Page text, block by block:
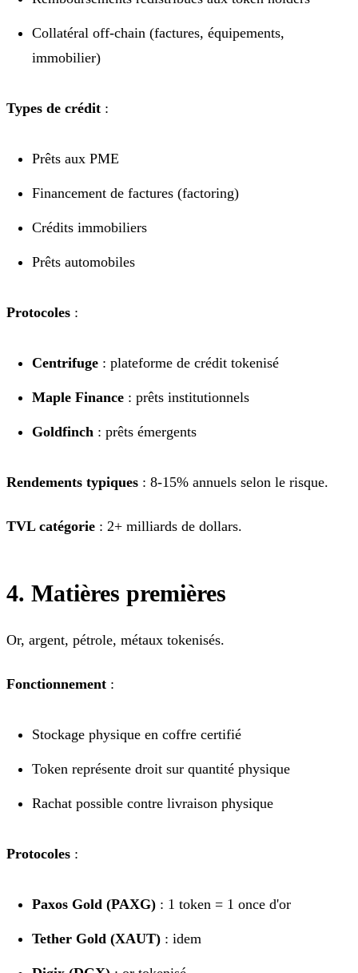
Collatéral off-chain (factures, équipements,
immobilier)
Types de crédit :
Prêts aux PME
Financement de factures (factoring)
Crédits immobiliers
Prêts automobiles
Protocoles :
Centrifuge : plateforme de crédit tokenisé
Maple Finance : prêts institutionnels
Goldfinch : prêts émergents
Rendements typiques : 8-15% annuels selon le risque.
TVL catégorie : 2+ milliards de dollars.
4. Matières premières
Or, argent, pétrole, métaux tokenisés.
Fonctionnement :
Stockage physique en coffre certifié
Token représente droit sur quantité physique
Rachat possible contre livraison physique
Protocoles :
Paxos Gold (PAXG) : 1 token = 1 once d'or
Tether Gold (XAUT) : idem